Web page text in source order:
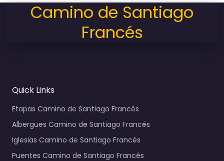
Camino de Santiago
Francés
Quick Links
Etapas Camino de Santiago Francés
Albergues Camino de Santiago Francés
Iglesias Camino de Santiago Francés
Puentes Camino de Santiago Francés